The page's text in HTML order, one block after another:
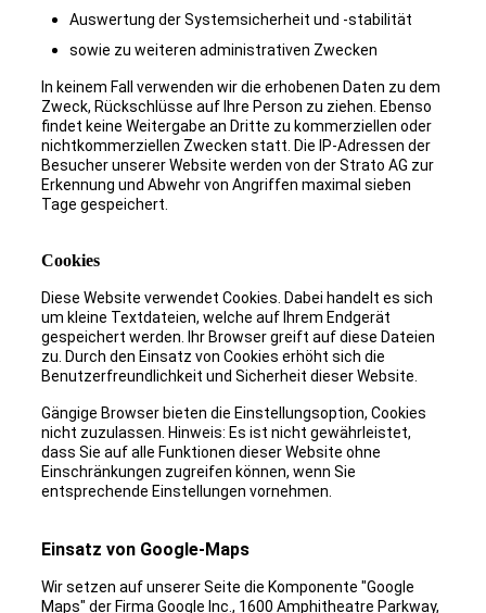
Auswertung der Systemsicherheit und -stabilität
sowie zu weiteren administrativen Zwecken
In keinem Fall verwenden wir die erhobenen Daten zu dem
Zweck, Rückschlüsse auf Ihre Person zu ziehen. Ebenso
findet keine Weitergabe an Dritte zu kommerziellen oder
nichtkommerziellen Zwecken statt. Die IP-Adressen der
Besucher unserer Website werden von der Strato AG zur
Erkennung und Abwehr von Angriffen maximal sieben
Tage gespeichert.
Cookies
Diese Website verwendet Cookies. Dabei handelt es sich
um kleine Textdateien, welche auf Ihrem Endgerät
gespeichert werden. Ihr Browser greift auf diese Dateien
zu. Durch den Einsatz von Cookies erhöht sich die
Benutzerfreundlichkeit und Sicherheit dieser Website.
Gängige Browser bieten die Einstellungsoption, Cookies
nicht zuzulassen. Hinweis: Es ist nicht gewährleistet,
dass Sie auf alle Funktionen dieser Website ohne
Einschränkungen zugreifen können, wenn Sie
entsprechende Einstellungen vornehmen.
Einsatz von Google-Maps
Wir setzen auf unserer Seite die Komponente "Google
Maps" der Firma Google Inc., 1600 Amphitheatre Parkway,